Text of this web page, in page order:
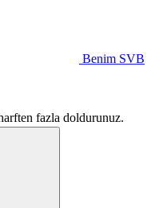
Benim SVB
fazla doldurunuz.